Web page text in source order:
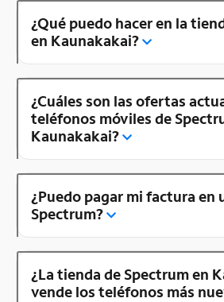
¿Qué puedo hacer en la
en Kaunakakai?
¿Cuáles son las ofertas
teléfonos móviles de
Kaunakakai?
¿Puedo pagar mi factura en
Spectrum?
¿La tienda de Spectrum en
vende los teléfonos más